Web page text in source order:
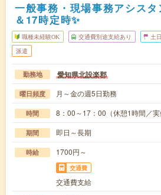
一般事務・現場事務アシス
＆17時定時✨
職種未経験OK 交通費別途支給あり 土
派遣
勤務地 愛知県北設楽郡
曜日頻度 月～金の週5日勤務
時間 8：00～17：00（休憩1時間／実
期間 即日～長期
時給 1700円～
交通費
交通費支給